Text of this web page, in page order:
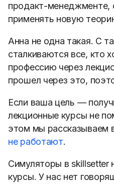
продакт-менеджменте,
применять новую
Анна не одна такая. С
сталкиваются все, кто
профессию через
прошел через это,
Если ваша цель —
лекционные курсы не
этом мы рассказываем
не работают.
Симуляторы в skillsetter
курсы. У нас нет